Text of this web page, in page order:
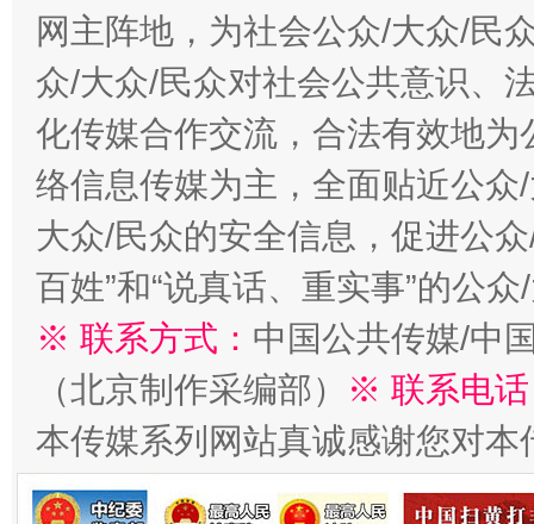
“刷贴”乱象丛生
生
网主阵地，为社会公众/大众/民
众/大众/民众对社会公共意识、
化传媒合作交流，合法有效地
络信息传媒为主，全面贴近公
大众/民众的安全信息，促进公
百姓”和“说真话、重实事”的公
※ 联系方式： 中国公共传媒/中
（北京制作采编部）
※ 联系电
本传媒系列网站真诚感谢您对